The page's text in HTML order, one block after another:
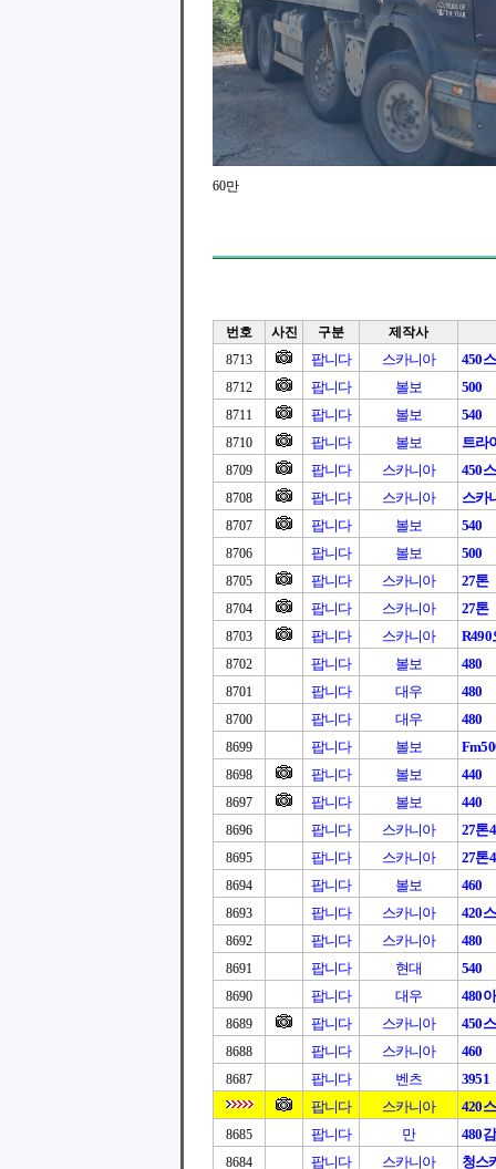
60만
번호 사진 구분
제작사
8713
팝니다 스카니아 450
8712 팝니다 볼보 500
8711 팝니다 볼보 540
8710 팝니다 볼보 트라
8709 팝니다 스카니아 450
8708 팝니다 스카니아 스카
8707 팝니다 볼보 540
8706 팝니다 볼보 500
8705 팝니다 스카니아 27톤
8704 팝니다 스카니아 27톤
8703 팝니다 스카니아 R490
8702 팝니다 볼보 480
8701 팝니다 대우 480
8700 팝니다 대우 480
8699 팝니다 볼보
8698 팝니다 볼보 440
8697 팝니다 볼보 440
8696 팝니다 스카니아 27톤
8695 팝니다 스카니아 27톤
8694 팝니다 볼보 460
8693 팝니다 스카니아 420
8692 팝니다 스카니아 480
8691 팝니다 현대 540
8690 팝니다 대우 480
8689 팝니다 스카니아 450
8688 팝니다 스카니아 460
8687 팝니다 벤츠
3951
팝니다
스카니아 420
8685 팝니다 만 480
8684 팝니다 스카니아 청스